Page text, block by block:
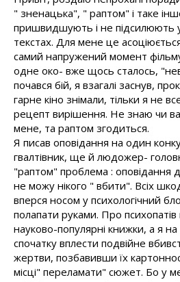
" зненацька", " раптом" і таке
пришвидшують і не підсилюють
текстах. Для мене це
самий напружений момент
одне око- вже щось сталось,
почався бій, я взагалі заснув,
гарне кіно знімали, тільки я не
рецепт вирішення. Не знаю чи
мене, та раптом згодиться.
Я писав оповідання на один
гвалтівник, ще й людожер-
"раптом" проблема : оповідання
не можу нікого " вбити". Всіх
вперся носом у психологічний
полапати руками. Про
науково-популярні книжки, а я на
спочатку вплести подвійне
жертви, позбавивши їх
місці" переламати" сюжет. Бо у